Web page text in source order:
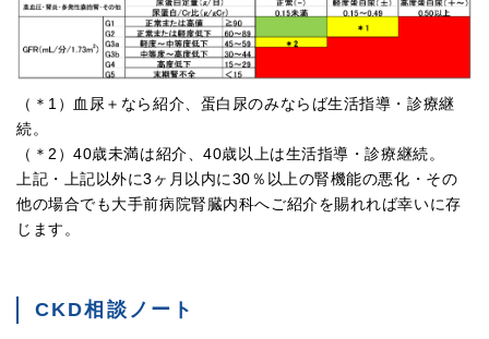
（＊1）血尿＋なら紹介、蛋白尿のみならば生活指導・診療継
続。
（＊2）40歳未満は紹介、40歳以上は生活指導・診療継続。
上記・上記以外に3ヶ月以内に30％以上の腎機能の悪化・その
他の場合でも大手前病院腎臓内科へご紹介を賜れれば幸いに存
じます。
CKD相談ノート